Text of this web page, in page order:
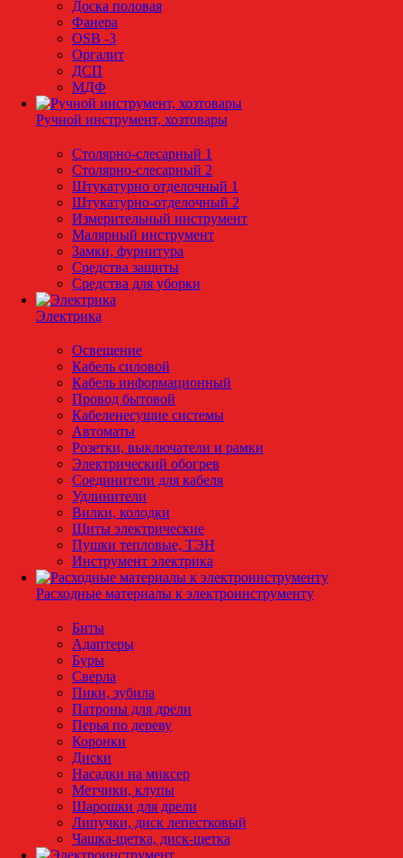
Доска половая
Фанера
OSB -3
Оргалит
ДСП
МДФ
Ручной инструмент, хозтовары
Столярно-слесарный 1
Столярно-слесарный 2
Штукатурно отделочный 1
Штукатурно-отделочный 2
Измерительный инструмент
Малярный инструмент
Замки, фурнитура
Средства защиты
Средства для уборки
Электрика
Освещение
Кабель силовой
Кабель информационный
Провод бытовой
Кабеленесущие системы
Автоматы
Розетки, выключатели и рамки
Электрический обогрев
Соединители для кабеля
Удлинители
Вилки, колодки
Щиты электрические
Пушки тепловые, ТЭН
Инструмент электрика
Расходные материалы к электроинструменту
Биты
Адаптеры
Буры
Сверла
Пики, зубила
Патроны для дрели
Перья по дереву
Коронки
Диски
Насадки на миксер
Метчики, клупы
Шарошки для дрели
Липучки, диск лепестковый
Чашка-щетка, диск-щетка